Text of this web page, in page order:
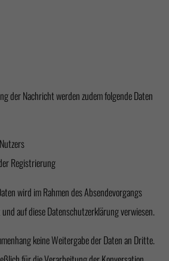
der Nachricht werden zudem folgende Daten
Registrierung
wird im Rahmen des Absendevorgangs
auf diese Datenschutzerklärung verwiesen.
keine Weitergabe der Daten an Dritte.